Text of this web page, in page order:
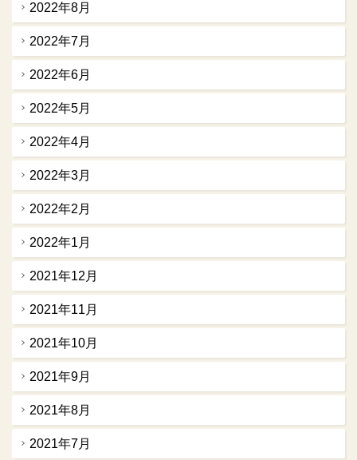
2022年8月
2022年7月
2022年6月
2022年5月
2022年4月
2022年3月
2022年2月
2022年1月
2021年12月
2021年11月
2021年10月
2021年9月
2021年8月
2021年7月